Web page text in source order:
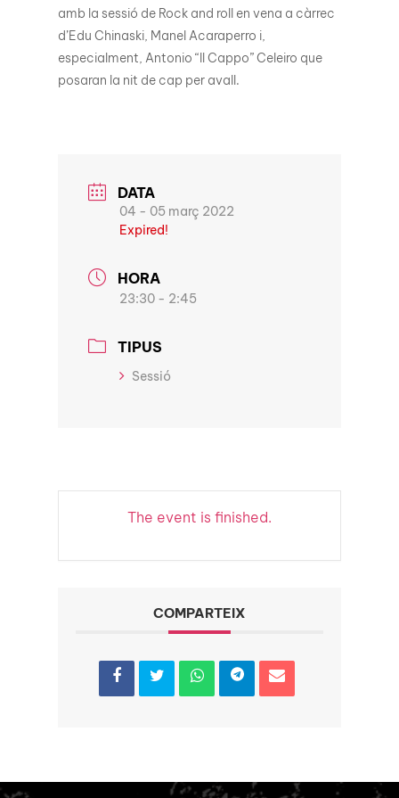
amb la sessió de Rock and roll en vena a càrrec
d’Edu Chinaski, Manel Acaraperro i,
especialment, Antonio “Il Cappo” Celeiro que
posaran la nit de cap per avall.
DATA
04 - 05 març 2022
Expired!
HORA
23:30 - 2:45
TIPUS
Sessió
The event is finished.
COMPARTEIX